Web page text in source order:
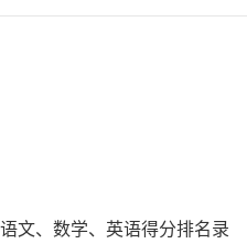
文、数学、英语得分排名录